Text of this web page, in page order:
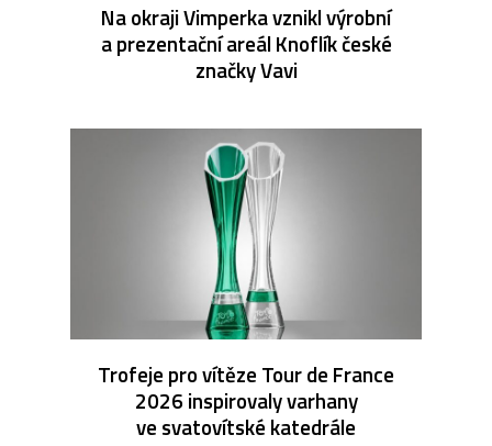
Na okraji Vimperka vznikl výrobní
a prezentační areál Knoflík české
značky Vavi
Trofeje pro vítěze Tour de France
2026 inspirovaly varhany
ve svatovítské katedrále